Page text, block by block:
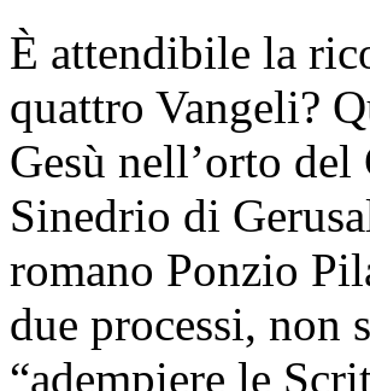
È attendibile la
quattro Vangeli?
Gesù nell’orto
Sinedrio di
romano Ponzio
due processi, non
“adempiere le